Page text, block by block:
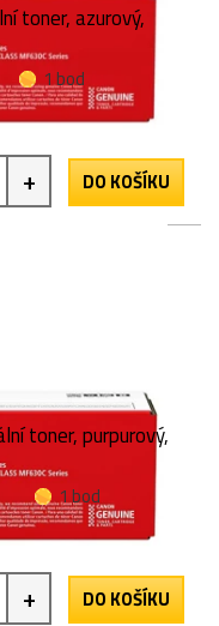
toner, azurový,
1 bod
+ DO KOŠÍKU
toner, purpurový,
1 bod
+ DO KOŠÍKU